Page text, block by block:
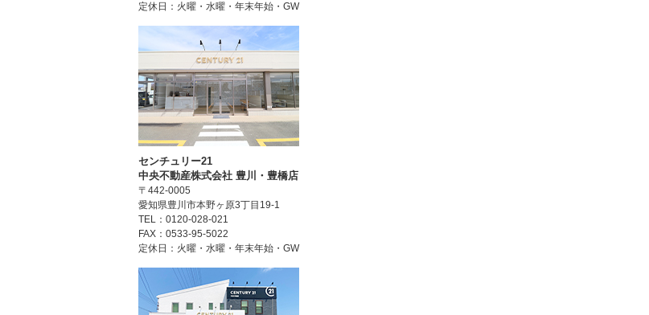
定休日：火曜・水曜・年末年始・GW
センチュリー21
中央不動産株式会社 豊川・豊橋店
〒442-0005
愛知県豊川市本野ヶ原3丁目19-1
TEL：0120-028-021
FAX：0533-95-5022
定休日：火曜・水曜・年末年始・GW